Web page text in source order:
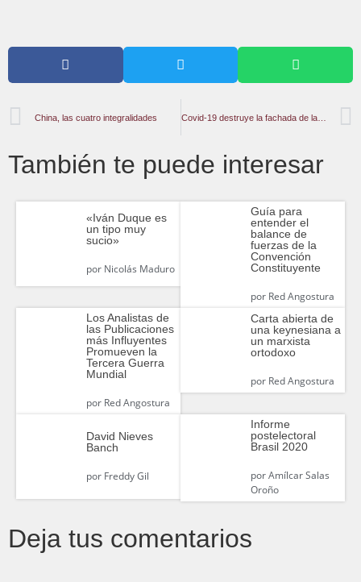
China, las cuatro integralidades Covid-19 destruye la fachada de la Unión Europea
También te puede interesar
«Iván Duque es
un tipo muy
sucio»
porNicolás Maduro
Guía para
entender el
balance de
fuerzas de la
Convención
Constituyente
porRed Angostura
Los Analistas de
las Publicaciones
más Influyentes
Promueven la
Tercera Guerra
Mundial
porRed Angostura
Carta abierta de
una keynesiana a
un marxista
ortodoxo
porRed Angostura
David Nieves
Banch
porFreddy Gil
Informe
postelectoral
Brasil 2020
porAmílcar Salas
Oroño
Deja tus comentarios